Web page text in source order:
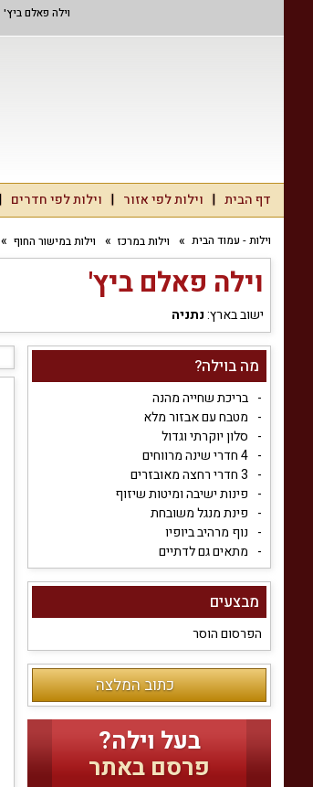
וילה פאלם ביץ'
דף הבית וילות לפי אזור וילות לפי חדרים
וילות - עמוד הבית וילות במרכז וילות במישור החוף
וילה פאלם ביץ'
ישוב בארץ:נתניה
מה בוילה?
בריכת שחייה מהנה
מטבח עם אבזור מלא
סלון יוקרתי וגדול
4 חדרי שינה מרווחים
3 חדרי רחצה מאובזרים
פינות ישיבה ומיטות שיזוף
פינת מנגל משובחת
נוף מרהיב ביופיו
מתאים גם לדתיים
מבצעים
הפרסום הוסר
כתוב המלצה
בעל וילה?
פרסם באתר